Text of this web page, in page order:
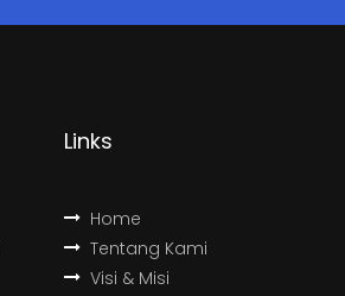
Links
Home
Tentang Kami
Visi & Misi